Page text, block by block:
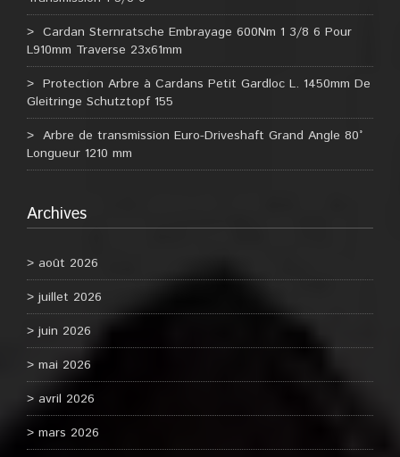
Cardan Sternratsche Embrayage 600Nm 1 3/8 6 Pour
L910mm Traverse 23x61mm
Protection Arbre à Cardans Petit Gardloc L. 1450mm De
Gleitringe Schutztopf 155
Arbre de transmission Euro-Driveshaft Grand Angle 80°
Longueur 1210 mm
Archives
août 2026
juillet 2026
juin 2026
mai 2026
avril 2026
mars 2026